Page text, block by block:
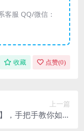
客服 QQ/微信：
收藏 点赞(0)
上一篇
，手把手教你如何